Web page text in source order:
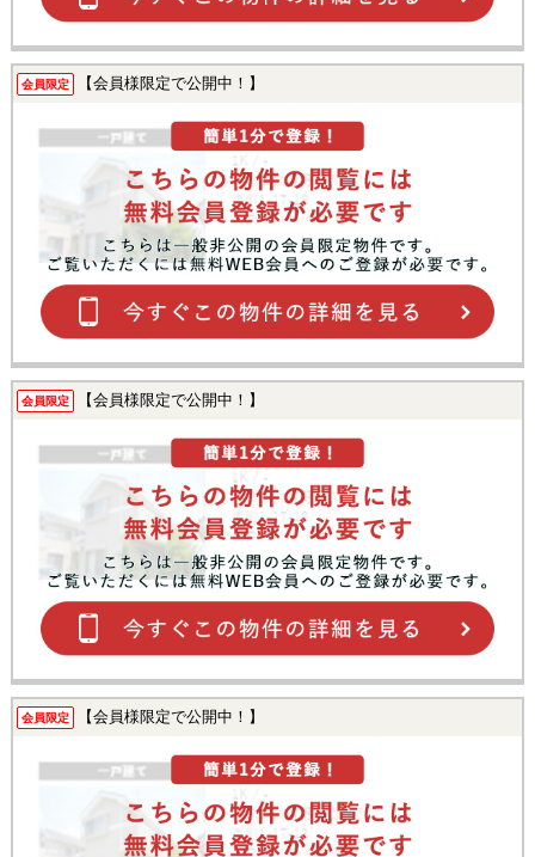
会員限定 【会員様限定で公開中！】
会員限定 【会員様限定で公開中！】
会員限定 【会員様限定で公開中！】